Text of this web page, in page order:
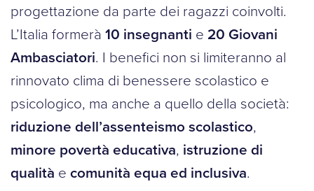
progettazione da parte dei ragazzi coinvolti.
L’Italia formerà 10 insegnanti e 20 Giovani
Ambasciatori. I benefici non si limiteranno al
rinnovato clima di benessere scolastico e
psicologico, ma anche a quello della società:
riduzione dell’assenteismo scolastico,
minore povertà educativa, istruzione di
qualità e comunità equa ed inclusiva.